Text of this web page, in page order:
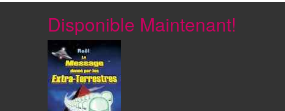
Disponible Maintenant!